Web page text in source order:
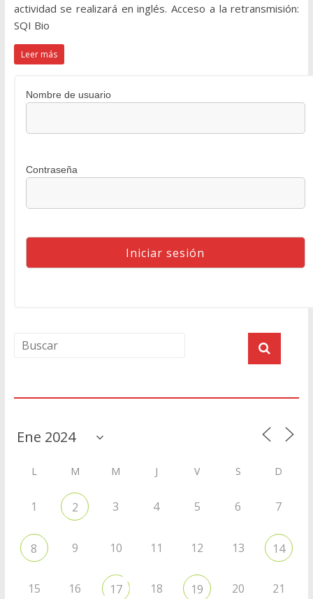
actividad se realizará en inglés. Acceso a la retransmisión:
SQI Bio
Leer más
Nombre de usuario
Contraseña
L M M J V S D
1 2 3 4 5 6 7
8 9 10 11 12 13 14
15 16 17 18 19 20 21